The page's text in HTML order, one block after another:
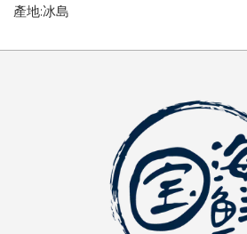
產地:冰島